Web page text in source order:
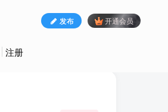
发布 开通会员
注册